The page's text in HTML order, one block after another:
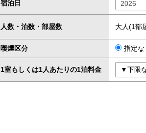
宿泊日
人数・泊数・部屋数 大人(1部
喫煙区分 指定な
1室もしくは1人あたりの1泊料金